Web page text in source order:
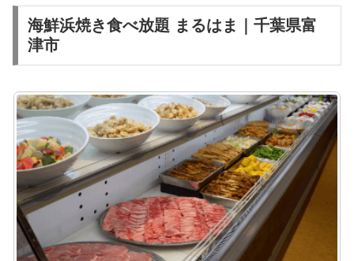
海鮮浜焼き食べ放題 まるはま｜千葉県富
津市